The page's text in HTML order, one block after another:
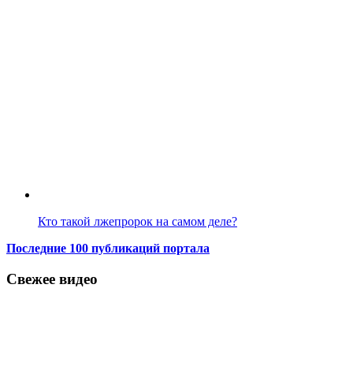
Кто такой лжепророк на самом деле?
Последние 100 публикаций портала
Свежее видео